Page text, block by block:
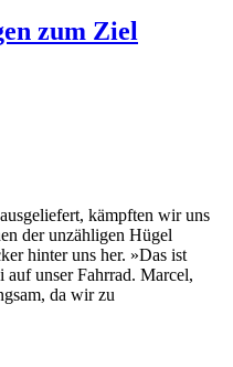
zum Ziel
kämpften wir uns
der unzähligen Hügel
hinter uns her. »Das ist
auf unser Fahrrad. Marcel,
da wir zu